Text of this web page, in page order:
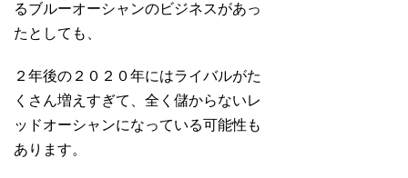
るブルーオーシャンのビジネスがあっ
たとしても、
２年後の２０２０年にはライバルがた
くさん増えすぎて、全く儲からないレ
ッドオーシャンになっている可能性も
あります。